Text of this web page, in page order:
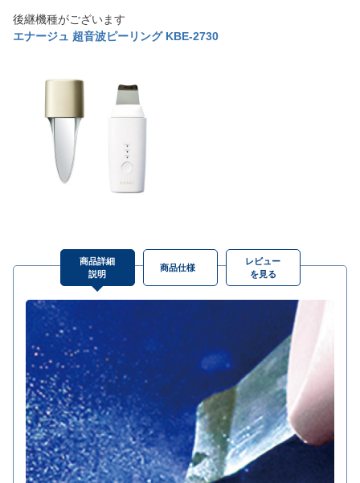
後継機種がございます
エナージュ 超音波ピーリング KBE-2730
商品詳細
説明
商品仕様
レビュー
を見る